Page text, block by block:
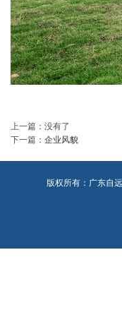
上一篇：没有了
下一篇： 企业风貌
版权所有：广东自